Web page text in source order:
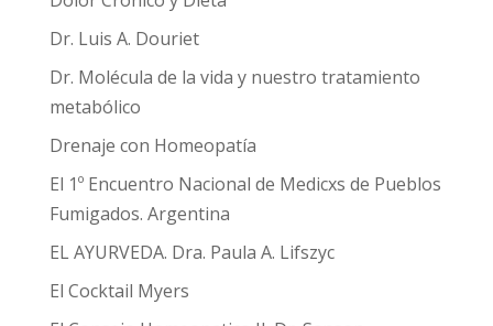
Dr. Luis A. Douriet
Dr. Molécula de la vida y nuestro tratamiento
metabólico
Drenaje con Homeopatía
El 1º Encuentro Nacional de Medicxs de Pueblos
Fumigados. Argentina
EL AYURVEDA. Dra. Paula A. Lifszyc
El Cocktail Myers